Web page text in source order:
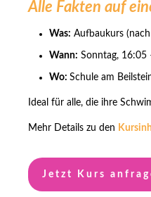
Alle Fakten auf
Was: Aufbaukurs
Wann: Sonntag, 16:05
Wo: Schule am
Ideal für alle, die ihre
Mehr Details zu den
Jetzt Kurs